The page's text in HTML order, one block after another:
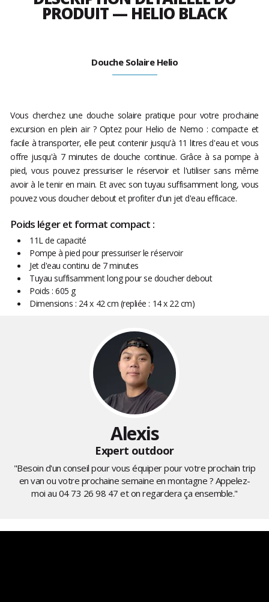
PRODUIT — HELIO BLACK
Douche Solaire Helio
Vous cherchez une douche solaire pratique pour votre prochaine
excursion en plein air ? Optez pour Helio de Nemo : compacte et
facile à transporter, elle peut contenir jusqu'à 11 litres d'eau et vous
offre jusqu'à 7 minutes de douche continue. Grâce à sa pompe à
pied, vous pouvez pressuriser le réservoir et l'utiliser sans même
avoir à le tenir en main. Et avec son tuyau suffisamment long, vous
pouvez vous doucher debout et profiter d'un jet d'eau efficace.
Poids léger et format compact :
11L de capacité
Pompe à pied pour pressuriser le réservoir
Jet d'eau continu de 7 minutes
Tuyau suffisamment long pour se doucher debout
Poids : 605 g
Dimensions : 24 x 42 cm (repliée : 14 x 22 cm)
Alexis
Expert outdoor
"Besoin d'un conseil pour vous équiper pour votre prochain trip
en van ou votre prochaine semaine en montagne ? Appelez-
moi au 04 73 26 98 47 et on regardera ça ensemble."